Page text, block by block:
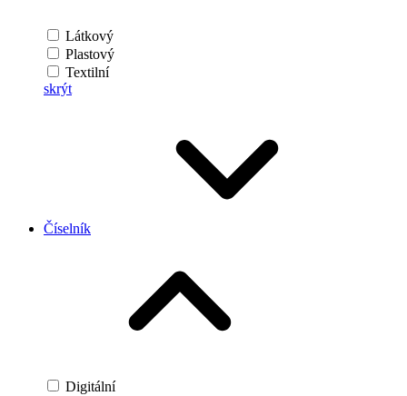
Látkový
Plastový
Textilní
skrýt
Číselník
Digitální